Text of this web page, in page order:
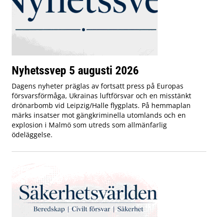
Nyhetssvep 5 augusti 2026
Dagens nyheter präglas av fortsatt press på Europas
försvarsförmåga, Ukrainas luftförsvar och en misstänkt
drönarbomb vid Leipzig/Halle flygplats. På hemmaplan
märks insatser mot gängkriminella utomlands och en
explosion i Malmö som utreds som allmänfarlig
ödeläggelse.